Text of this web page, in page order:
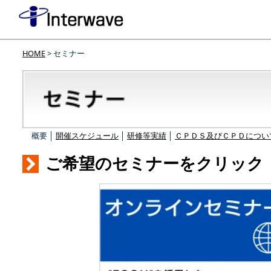
HOME> セミナー
概要 │ 開催スケジュール 研修等実績 ＣＰＤＳ及びＣＰＤにつ
ご希望のセミナーをクリック